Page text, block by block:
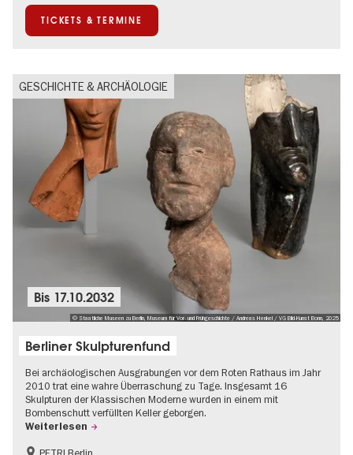
TICKETS & TERMINE
GESCHICHTE & ARCHÄOLOGIE
© Staatliche Museen zu Berlin, Museum für Vor- und Frühgeschichte / Andreas Henkel / VG Bild-Kunst Bonn, 2025
Bis 17.10.2032
Berliner Skulpturenfund
Bei archäologischen Ausgrabungen vor dem Roten Rathaus im Jahr
2010 trat eine wahre Überraschung zu Tage. Insgesamt 16
Skulpturen der Klassischen Moderne wurden in einem mit
Bombenschutt verfüllten Keller geborgen.
Weiterlesen